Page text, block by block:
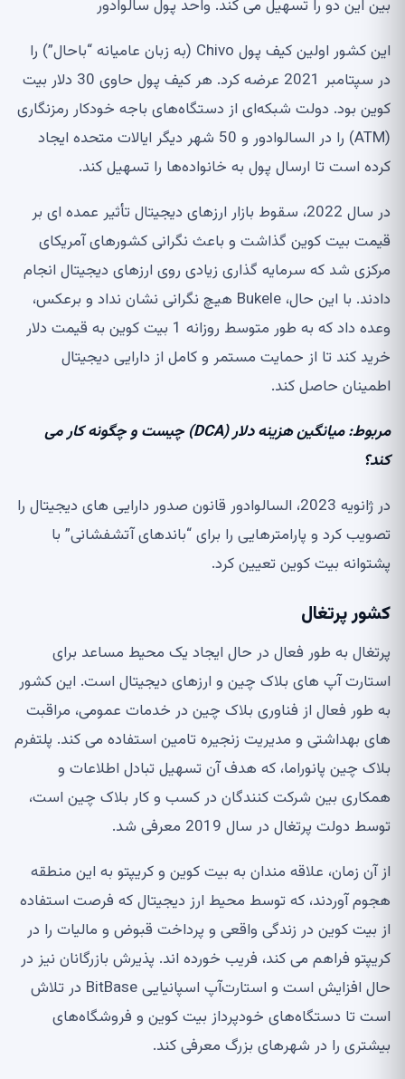
بین این دو را تسهیل می کند. واحد پول سالوادور
این کشور اولین کیف پول Chivo (به زبان عامیانه “باحال”) را
در سپتامبر 2021 عرضه کرد. هر کیف پول حاوی 30 دلار بیت
کوین بود. دولت شبکه‌ای از دستگاه‌های باجه خودکار رمزنگاری
(ATM) را در السالوادور و 50 شهر دیگر ایالات متحده ایجاد
کرده است تا ارسال پول به خانواده‌ها را تسهیل کند.
در سال 2022، سقوط بازار ارزهای دیجیتال تأثیر عمده ای بر
قیمت بیت کوین گذاشت و باعث نگرانی کشورهای آمریکای
مرکزی شد که سرمایه گذاری زیادی روی ارزهای دیجیتال انجام
دادند. با این حال، Bukele هیچ نگرانی نشان نداد و برعکس،
وعده داد که به طور متوسط ​​روزانه 1 بیت کوین به قیمت دلار
خرید کند تا از حمایت مستمر و کامل از دارایی دیجیتال
اطمینان حاصل کند.
مربوط:
میانگین هزینه دلار (DCA) چیست و چگونه کار می
کند؟
در ژانویه 2023، السالوادور قانون صدور دارایی های دیجیتال را
تصویب کرد و پارامترهایی را برای “باندهای آتشفشانی” با
پشتوانه بیت کوین تعیین کرد.
کشور پرتغال
پرتغال به طور فعال در حال ایجاد یک محیط مساعد برای
استارت آپ های بلاک چین و ارزهای دیجیتال است. این کشور
به طور فعال از فناوری بلاک چین در خدمات عمومی، مراقبت
های بهداشتی و مدیریت زنجیره تامین استفاده می کند. پلتفرم
بلاک چین پانوراما، که هدف آن تسهیل تبادل اطلاعات و
همکاری بین شرکت کنندگان در کسب و کار بلاک چین است،
توسط دولت پرتغال در سال 2019 معرفی شد.
از آن زمان، علاقه مندان به بیت کوین و کریپتو به این منطقه
هجوم آوردند، که توسط محیط ارز دیجیتال که فرصت استفاده
از بیت کوین در زندگی واقعی و پرداخت قبوض و مالیات را در
کریپتو فراهم می کند، فریب خورده اند. پذیرش بازرگانان نیز در
حال افزایش است و استارت‌آپ اسپانیایی BitBase در تلاش
است تا دستگاه‌های خودپرداز بیت کوین و فروشگاه‌های
بیشتری را در شهرهای بزرگ معرفی کند.